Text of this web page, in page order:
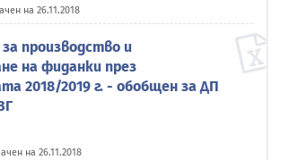
на 26.11.2018
производство и
на фиданки през
2018/2019 г. - обобщен за ДП
на 26.11.2018